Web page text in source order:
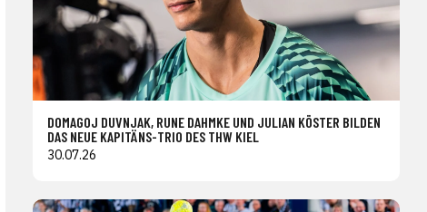
DOMAGOJ DUVNJAK, RUNE DAHMKE UND JULIAN KÖSTER BILDEN
DAS NEUE KAPITÄNS-TRIO DES THW KIEL
30.07.26